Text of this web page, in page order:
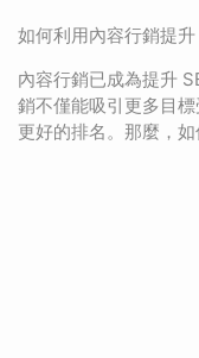
如何利用內容行銷提
內容行銷已成為提升
銷不僅能吸引更多目
更好的排名。那麼，